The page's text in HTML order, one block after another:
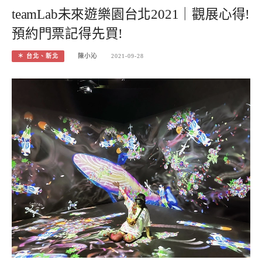
teamLab未來遊樂園台北2021｜觀展心得!
預約門票記得先買!
＊ 台北、新北 陳小沁 2021-09-28